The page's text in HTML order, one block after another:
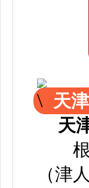
天
天
根
（津